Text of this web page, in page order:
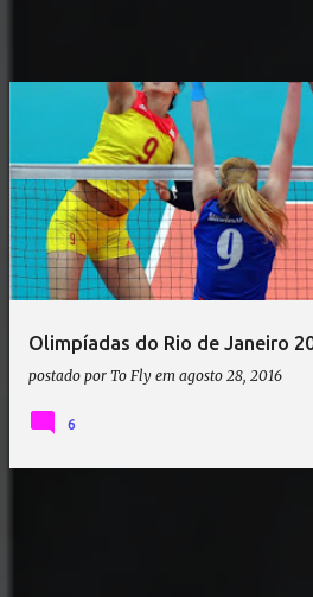
Olimpíadas do Rio de Janeiro
postado por To Fly em agosto 28, 2016
6